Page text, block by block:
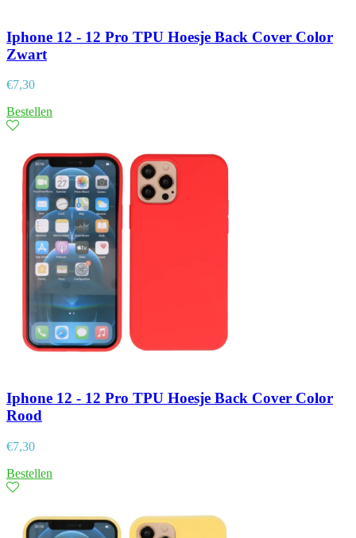
Iphone 12 - 12 Pro TPU Hoesje Back Cover Color
Zwart
€7,30
Bestellen
Iphone 12 - 12 Pro TPU Hoesje Back Cover Color
Rood
€7,30
Bestellen